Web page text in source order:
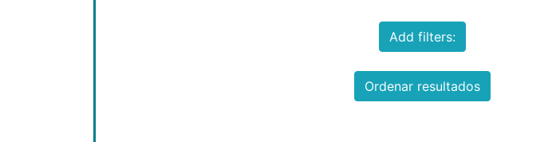
Add filters:
Ordenar resultados